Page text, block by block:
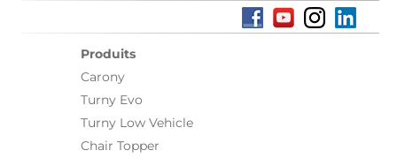
Produits
Carony
Turny Evo
Turny Low Vehicle
Chair Topper